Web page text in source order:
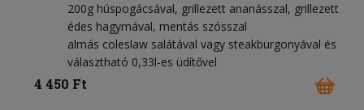
200g húspogácsával, grillezett ananásszal, grillezett
édes hagymával, mentás szósszal
almás coleslaw salátával vagy steakburgonyával és
választható 0,33l-es üdítővel
4 450 Ft